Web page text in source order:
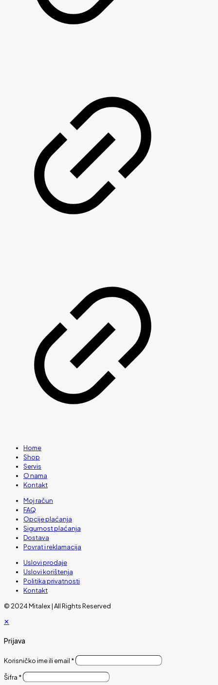
Home
Shop
Servis
O nama
Kontakt
Moj račun
FAQ
Opcije plaćanja
Sigurnost plaćanja
Dostava
Povrat i reklamacija
Uslovi prodaje
Uslovi korištenja
Politika privatnosti
Kontakt
© 2024 Mitalex | All Rights Reserved
✕
Prijava
Korisničko ime ili email *
Šifra *